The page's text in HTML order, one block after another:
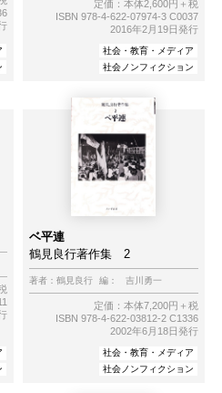
定価：本体2,600円＋税
ISBN 978-4-622-07974-3 C0037
2016年2月19日発行
社会・教育・メディア
社会ノンフィクション
ベ平連
鶴見良行著作集 2
著者： 鶴見良行 編： 吉川勇一
定価：本体7,200円＋税
ISBN 978-4-622-03812-2 C1336
2002年6月18日発行
社会・教育・メディア
社会ノンフィクション